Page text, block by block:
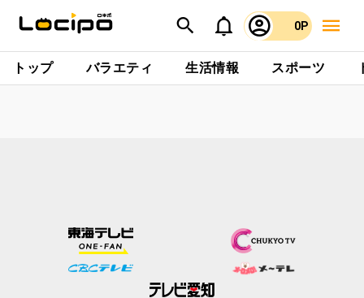
0P
トップ バラエティ 生活情報 スポーツ